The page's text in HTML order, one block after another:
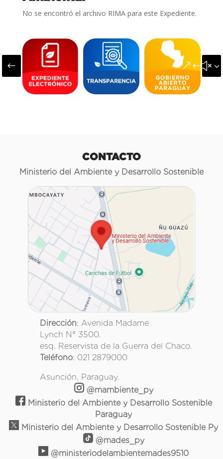
No se encontró el archivo RIMA para este Expediente.
#
CONTACTO
Ministerio del Ambiente y Desarrollo Sostenible
Dirección: Avenida Madame
Lynch N° 3500.
esq. Reservista de la Guerra del Chaco.
Teléfono: 021 2879000
Asunción, Paraguay.
@mambiente_py
Ministerio del Ambiente y Desarrollo Sostenible
Paraguay
Ministerio del Ambiente y Desarrollo Sostenible Py
@mades_py
@ministeriodelambientemades9510